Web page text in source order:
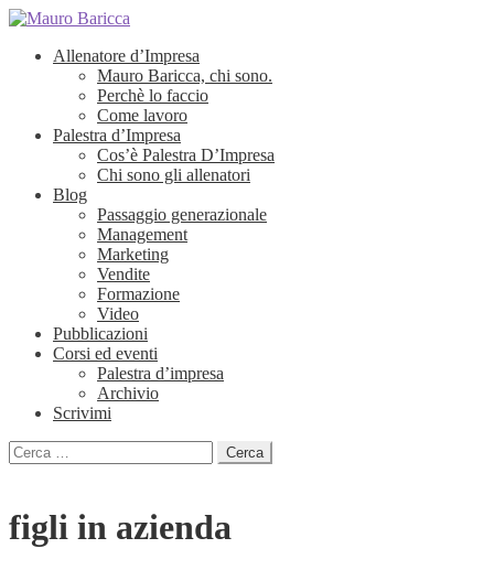
Allenatore d’Impresa
Mauro Baricca, chi sono.
Perchè lo faccio
Come lavoro
Palestra d’Impresa
Cos’è Palestra D’Impresa
Chi sono gli allenatori
Blog
Passaggio generazionale
Management
Marketing
Vendite
Formazione
Video
Pubblicazioni
Corsi ed eventi
Palestra d’impresa
Archivio
Scrivimi
Ricerca
per:
figli in azienda